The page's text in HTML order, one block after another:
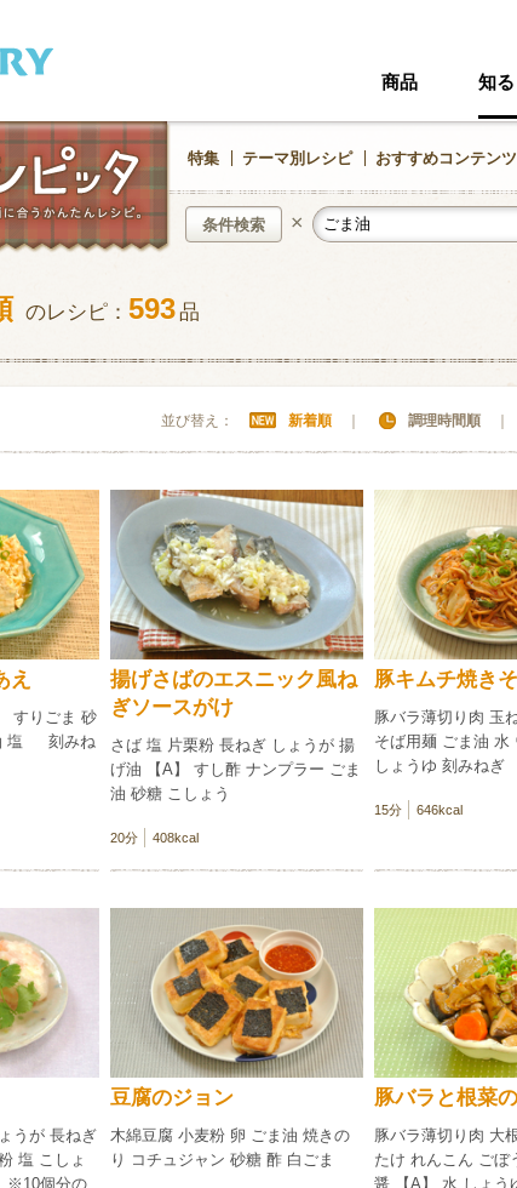
商品 知
特集 テーマ別レシピ おすすめコンテンツ
条件検索 ×
洋食
アジア・エスニック その他・創作料理
魚介類 野菜・いも類
豆腐・豆類 加工食品系
その他
ハイボール（ウイスキー） ウイスキー・ブランデー
白ワイン
検索
のレシピ： 593品
並び替え： 新着順 調理時間順
え
すりごま 砂
塩 刻みね
揚げさばのエスニック風ね
ぎソースがけ
さば 塩 片栗粉 長ねぎ しょうが 揚
げ油 【A】 すし酢 ナンプラー ごま
油 砂糖 こしょう
20分 408kcal
豚キムチ焼き
豚バラ薄切り肉 玉
そば用麺 ごま油 水
しょうゆ 刻みねぎ
15分 646kcal
うが 長ねぎ
塩 こしょ
個分の
豆腐のジョン
木綿豆腐 小麦粉 卵 ごま油 焼きの
り コチュジャン 砂糖 酢 白ごま
豚バラと根菜
豚バラ薄切り肉 大
たけ れんこん ごぼ
醤 【A】 水 しょ